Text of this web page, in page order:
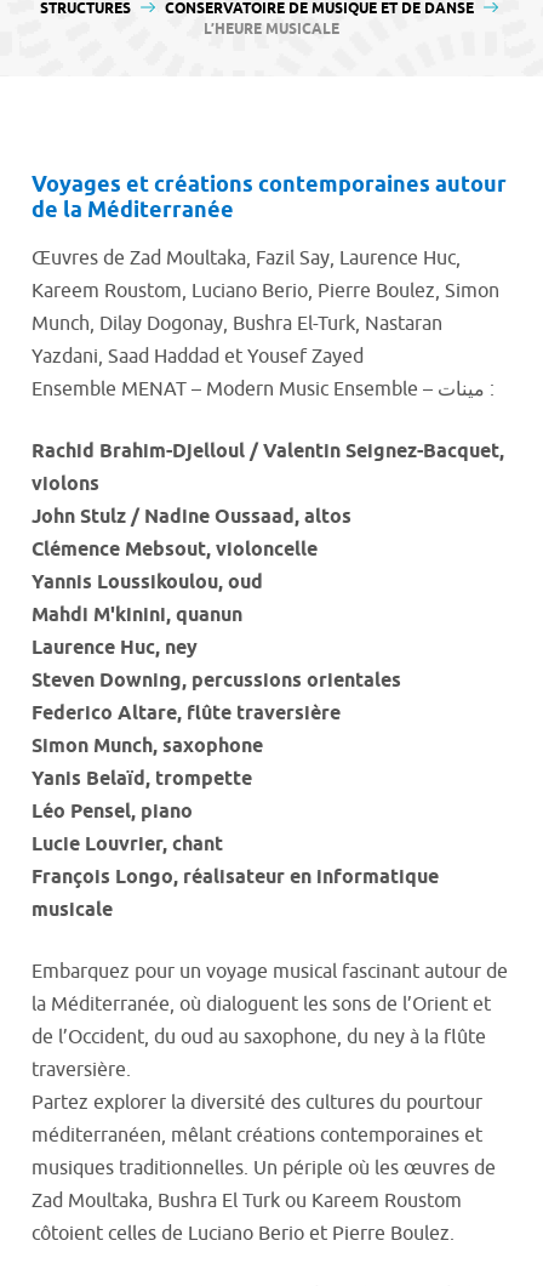
STRUCTURES
CONSERVATOIRE DE MUSIQUE ET DE DANSE
L’HEURE MUSICALE
Voyages et créations contemporaines autour
de la Méditerranée
Œuvres de Zad Moultaka, Fazil Say, Laurence Huc,
Kareem Roustom, Luciano Berio, Pierre Boulez, Simon
Munch, Dilay Dogonay, Bushra El-Turk, Nastaran
Yazdani, Saad Haddad et Yousef Zayed
Ensemble MENAT – Modern Music Ensemble – مينات :
Rachid Brahim-Djelloul / Valentin Seignez-Bacquet,
violons
John Stulz / Nadine Oussaad, altos
Clémence Mebsout, violoncelle
Yannis Loussikoulou, oud
Mahdi M'kinini, quanun
Laurence Huc, ney
Steven Downing, percussions orientales
Federico Altare, flûte traversière
Simon Munch, saxophone
Yanis Belaïd, trompette
Léo Pensel, piano
Lucie Louvrier, chant
François Longo, réalisateur en informatique
musicale
Embarquez pour un voyage musical fascinant autour de
la Méditerranée, où dialoguent les sons de l’Orient et
de l’Occident, du oud au saxophone, du ney à la flûte
traversière.
Partez explorer la diversité des cultures du pourtour
méditerranéen, mêlant créations contemporaines et
musiques traditionnelles. Un périple où les œuvres de
Zad Moultaka, Bushra El Turk ou Kareem Roustom
côtoient celles de Luciano Berio et Pierre Boulez.